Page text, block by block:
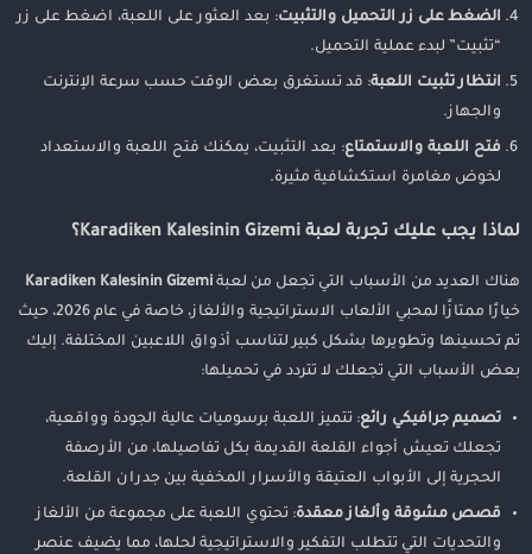
الضغط على زر التحميل والتثبيت: بعد العثور على اللعبة، اضغط على زر
“تثبيت” لبدء عملية التحميل.
انتظار تثبيت اللعبة: قد تستغرق بعض الوقت حسب سرعة الإنترنت
والجهاز.
فتح اللعبة والاستمتاع: بعد التثبيت، يمكنك فتح اللعبة والاستعداد
لخوض مغامرة استكشافية مثيرة.
لماذا يجب عليك تجربة لعبة Karadiken Kalesinin Gizemi؟
هناك العديد من الأسباب التي تجعل من لعبة Karadiken Kalesinin Gizemi
خيارًا ممتازًا لمحبي الألعاب الاستراتيجية والألغاز، خاصة في عام 2026، حيث
تم تحسينها وتطويرها بشكل كبير لتناسب أذواق اللاعبين المختلفة. إليك
بعض الأسباب التي تجعلك لا تتردد في تحميلها:
تصميم جرافيكي رائع: تتميز اللعبة برسوميات عالية الجودة وواقعية،
تجعلك تعيش أجواء القلعة القديمة بكل تفاصيلها، من الأرصفة
الحجرية إلى الأبواب العتيقة والأسرار المخفية بين جدران القلعة.
قصص مشوقة وألغاز معقدة: تحتوي اللعبة على مجموعة من الألغاز
والتحديات التي تتطلب التفكير والاستراتيجية لحلها، مما يضيف عنصر